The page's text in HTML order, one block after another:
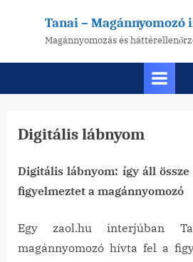
Tanai – Magánnyomozó
Magánnyomozás és
Digitális lábnyom
Posted
on
2026-
07-09
By
tanai
Digitális lábnyom: így áll
figyelmeztet a magánnyomozó
Egy zaol.hu interjúban
magánnyomozó hívta fel a